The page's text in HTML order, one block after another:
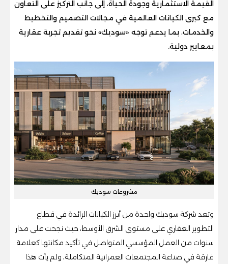
القيمة الاستثمارية وجودة الحياة، إلى جانب التركيز على التعاون
مع كبرى الكيانات العالمية في مجالات التصميم والتخطيط
والخدمات، بما يدعم توجه «سوديك» نحو تقديم تجربة عقارية
بمعايير دولية.
مشروعات سوديك
وتعد شركة سوديك واحدة من أبرز الكيانات الرائدة في قطاع
التطوير العقاري على مستوى الشرق الأوسط، حيث نجحت على مدار
سنوات من العمل المؤسسي المتواصل في تأكيد مكانتها كعلامة
فارقة في صناعة المجتمعات العمرانية المتكاملة، ولم يأت هذا